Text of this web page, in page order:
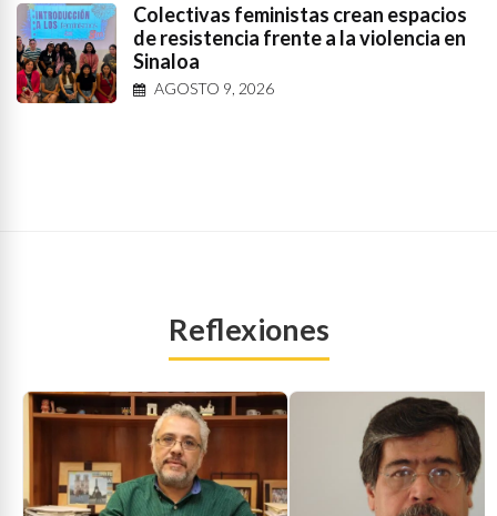
Colectivas feministas crean espacios
de resistencia frente a la violencia en
Sinaloa
AGOSTO 9, 2026
Reflexiones